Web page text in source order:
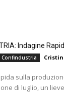
Indagine
sulla
di luglio, un